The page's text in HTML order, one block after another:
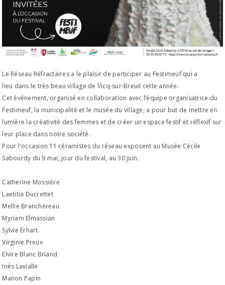
Le Réseau Réfractaires a le plaisir de participer au Festimeuf qui a
lieu dans le très beau village de Vicq-sur-Breuil cette année.
Cet événement, organisé en collaboration avec l’équipe organisatrice du
Festimeuf, la municipalité et le musée du village, a pour but de mettre en
lumière la créativité des femmes et de créer un espace festif et réflexif sur
leur place dans notre société.
Pour l'occasion 11 céramistes du réseau exposent au Musée Cécile
Sabourdy du 9 mai, jour du festival, au 30 juin.
Catherine Mossière
Laetitia Ducrettet
Mellie Branchereau
Myriam Elmassian
Sylvie Erhart
Virginie Preux
Elvire Blanc Briand
Inès Lavialle
Manon Papin